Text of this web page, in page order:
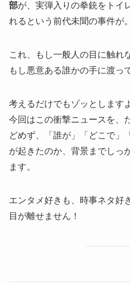
部が、実弾入りの拳銃をトイ
れるという前代未聞の事件が。
これ、もし一般人の目に触れ
もし悪意ある誰かの手に渡っ
考えるだけでもゾッとします
今回はこの衝撃ニュースを、
どめず、「誰が」「どこで」
が起きたのか、背景までしっ
ます。
エンタメ好きも、時事ネタ好
目が離せません！